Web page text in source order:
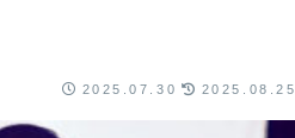
2025.07.30 2025.08.25